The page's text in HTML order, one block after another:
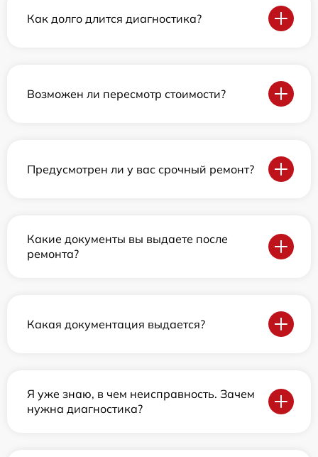
Как долго длится диагностика?
Возможен ли пересмотр стоимости?
Предусмотрен ли у вас срочный ремонт?
Какие документы вы выдаете после
ремонта?
Какая документация выдается?
Я уже знаю, в чем неисправность. Зачем
нужна диагностика?